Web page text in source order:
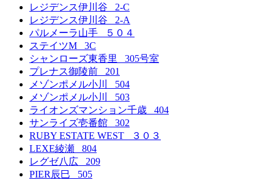
レジデンス伊川谷 2-C
レジデンス伊川谷 2-A
パルメーラ山手 ５０４
ステイツM 3C
シャンローズ東香里 305号室
プレナス御陵前 201
メゾンポメル小川 504
メゾンポメル小川 503
ライオンズマンション千歳 404
サンライズ壱番館 302
RUBY ESTATE WEST ３０３
LEXE綾瀬 804
レグゼ八広 209
PIER辰巳 505